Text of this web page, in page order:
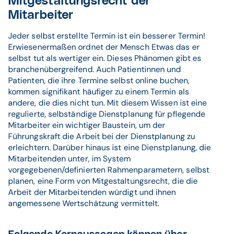
Mitarbeiter
Jeder selbst erstellte Termin ist ein besserer Termin!
Erwiesenermaßen ordnet der Mensch Etwas das er
selbst tut als wertiger ein. Dieses Phänomen gibt es
branchenübergreifend. Auch Patientinnen und
Patienten, die ihre Termine selbst online buchen,
kommen signifikant häufiger zu einem Termin als
andere, die dies nicht tun. Mit diesem Wissen ist eine
regulierte, selbständige Dienstplanung für pflegende
Mitarbeiter ein wichtiger Baustein, um der
Führungskraft die Arbeit bei der Dienstplanung zu
erleichtern. Darüber hinaus ist eine Dienstplanung, die
Mitarbeitenden unter, im System
vorgegebenen/definierten Rahmenparametern, selbst
planen, eine Form von Mitgestaltungsrecht, die die
Arbeit der Mitarbeitenden würdigt und ihnen
angemessene Wertschätzung vermittelt.